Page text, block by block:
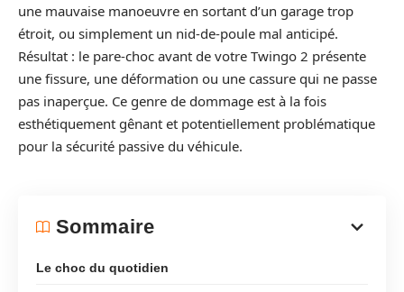
une mauvaise manoeuvre en sortant d’un garage trop
étroit, ou simplement un nid-de-poule mal anticipé.
Résultat : le pare-choc avant de votre Twingo 2 présente
une fissure, une déformation ou une cassure qui ne passe
pas inaperçue. Ce genre de dommage est à la fois
esthétiquement gênant et potentiellement problématique
pour la sécurité passive du véhicule.
Sommaire
Le choc du quotidien